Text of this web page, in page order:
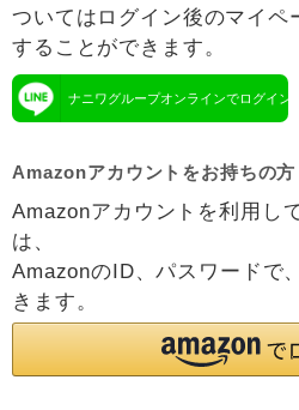
ついてはログイン後のマイペ
することができます。
ナニワグループオンラインでログイン
Amazonアカウントをお持ちの方
Amazonアカウントを利用し
は、
AmazonのID、パスワードで
きます。